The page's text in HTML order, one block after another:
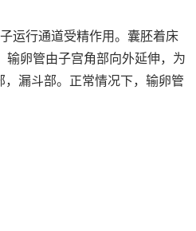
运行通道受精作用。囊胚着床
输卵管由子宫角部向外延伸，为
漏斗部。正常情况下，输卵管